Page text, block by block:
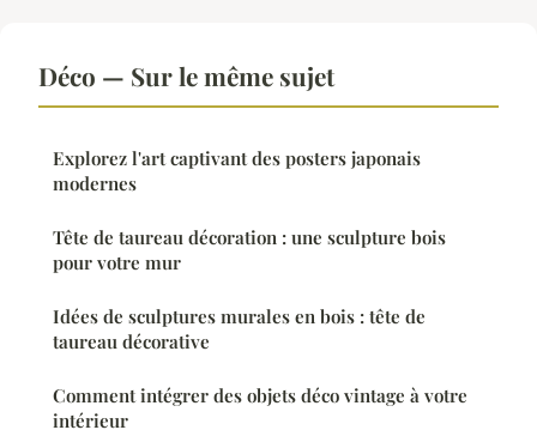
Déco — Sur le même sujet
Explorez l'art captivant des posters japonais
modernes
Tête de taureau décoration : une sculpture bois
pour votre mur
Idées de sculptures murales en bois : tête de
taureau décorative
Comment intégrer des objets déco vintage à votre
intérieur